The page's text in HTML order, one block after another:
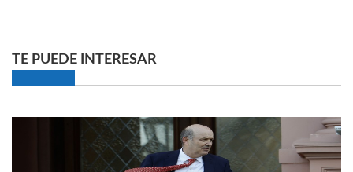
TE PUEDE INTERESAR